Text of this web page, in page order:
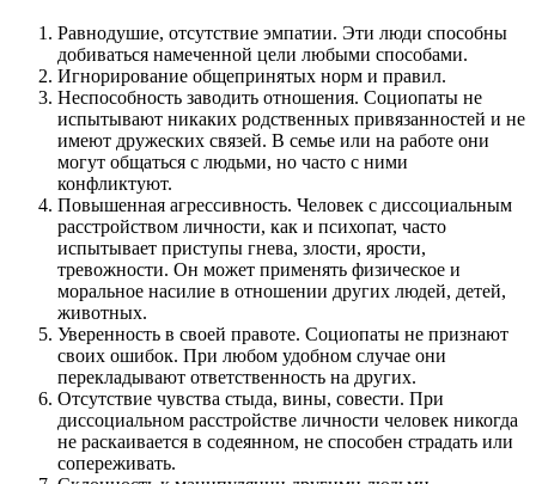
Равнодушие, отсутствие эмпатии. Эти люди способны
добиваться намеченной цели любыми способами.
Игнорирование общепринятых норм и правил.
Неспособность заводить отношения. Социопаты не
испытывают никаких родственных привязанностей и не
имеют дружеских связей. В семье или на работе они
могут общаться с людьми, но часто с ними
конфликтуют.
Повышенная агрессивность. Человек с диссоциальным
расстройством личности, как и психопат, часто
испытывает приступы гнева, злости, ярости,
тревожности. Он может применять физическое и
моральное насилие в отношении других людей, детей,
животных.
Уверенность в своей правоте. Социопаты не признают
своих ошибок. При любом удобном случае они
перекладывают ответственность на других.
Отсутствие чувства стыда, вины, совести. При
диссоциальном расстройстве личности человек никогда
не раскаивается в содеянном, не способен страдать или
сопереживать.